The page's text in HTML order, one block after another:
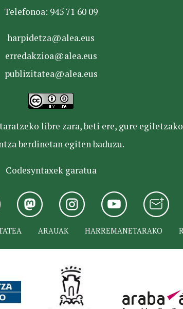
Telefonoa: 945 71 60 09
harpidetza@alea.eus
erredakzioa@alea.eus
publizitatea@alea.eus
libre zara, beti ere, gure
berdinetan egiten baduzu.
Codesyntaxek garatua
ARAUAK HARREMANETARAKO